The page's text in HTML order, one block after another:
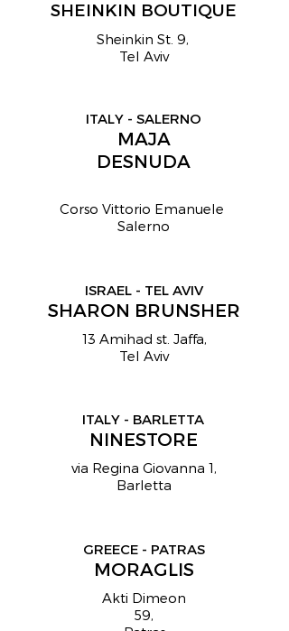
SHEINKIN BOUTIQUE
Sheinkin St. 9,
Tel Aviv
ITALY - SALERNO
MAJA
DESNUDA
Corso Vittorio Emanuele
Salerno
ISRAEL - TEL AVIV
SHARON BRUNSHER
13 Amihad st. Jaffa,
Tel Aviv
ITALY - BARLETTA
NINESTORE
via Regina Giovanna 1,
Barletta
GREECE - PATRAS
MORAGLIS
Akti Dimeon
59,